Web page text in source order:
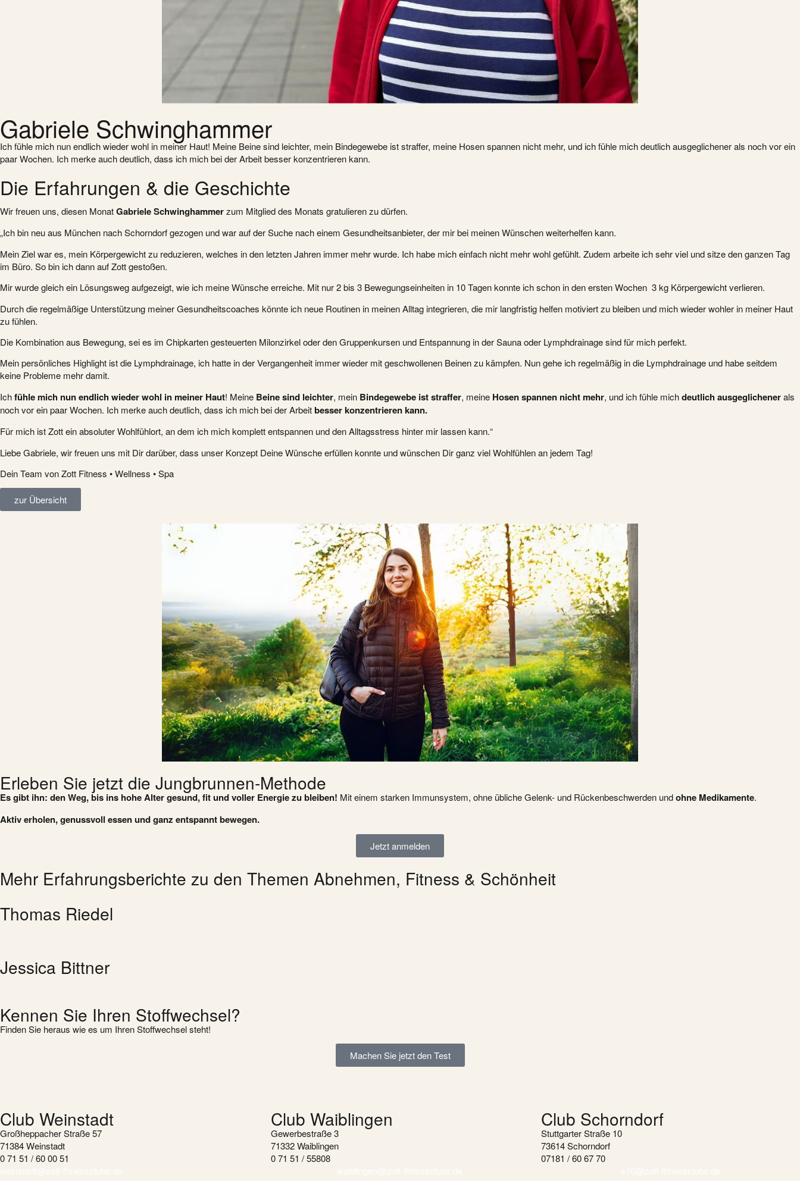
Gabriele Schwinghammer
Ich fühle mich nun endlich wieder wohl in meiner Haut! Meine Beine sind leichter, mein Bindegewebe ist straffer, meine Hosen spannen nicht mehr, und ich fühle mich deutlich ausgeglichener als noch vor ein
paar Wochen. Ich merke auch deutlich, dass ich mich bei der Arbeit besser konzentrieren kann.
Die Erfahrungen & die Geschichte
Wir freuen uns, diesen MonatGabriele Schwinghammerzum Mitglied des Monats gratulieren zu dürfen.
„Ich bin neu aus München nach Schorndorf gezogen und war auf der Suche nach einem Gesundheitsanbieter, der mir bei meinen Wünschen weiterhelfen kann.
Mein Ziel war es, mein Körpergewicht zu reduzieren, welches in den letzten Jahren immer mehr wurde. Ich habe mich einfach nicht mehr wohl gefühlt. Zudem arbeite ich sehr viel und sitze den ganzen Tag
im Büro. So bin ich dann auf Zott gestoßen.
Mir wurde gleich ein Lösungsweg aufgezeigt, wie ich meine Wünsche erreiche. Mit nur 2 bis 3 Bewegungseinheiten in 10 Tagen konnte ich schon in den ersten Wochen 3 kg Körpergewicht verlieren.
Durch die regelmäßige Unterstützung meiner Gesundheitscoaches könnte ich neue Routinen in meinen Alltag integrieren, die mir langfristig helfen motiviert zu bleiben und mich wieder wohler in meiner Haut
zu fühlen.
Die Kombination aus Bewegung, sei es im Chipkarten gesteuerten Milonzirkel oder den Gruppenkursen und Entspannung in der Sauna oder Lymphdrainage sind für mich perfekt.
Mein persönliches Highlight ist die Lymphdrainage, ich hatte in der Vergangenheit immer wieder mit geschwollenen Beinen zu kämpfen. Nun gehe ich regelmäßig in die Lymphdrainage und habe seitdem
keine Probleme mehr damit.
Ichfühle mich nun endlich wieder wohl in meiner Haut! Meine Beine sind leichter, mein Bindegewebe ist straffer, meine Hosen spannen nicht mehr, und ich fühle michdeutlich ausgeglichenerals
noch vor ein paar Wochen. Ich merke auch deutlich, dass ich mich bei der Arbeitbesser konzentrierenkann.
Für mich ist Zott ein absoluter Wohlfühlort, an dem ich mich komplett entspannen und den Alltagsstress hinter mir lassen kann.“
Liebe Gabriele, wir freuen uns mit Dir darüber, dass unser Konzept Deine Wünsche erfüllen konnte und wünschen Dir ganz viel Wohlfühlen an jedem Tag!
Dein Team von Zott Fitness • Wellness • Spa
zur Übersicht
Erleben Sie jetzt die Jungbrunnen-Methode
Es gibt ihn: den Weg, bis ins hohe Alter gesund, fit und voller Energie zu bleiben! Mit einem starken Immunsystem, ohne übliche Gelenk- und Rückenbeschwerden undohne Medikamente.
Aktiv erholen, genussvoll essen und ganz entspannt bewegen.
Jetzt anmelden
Mehr Erfahrungsberichte zu den Themen Abnehmen, Fitness & Schönheit
Thomas Riedel
Jessica Bittner
Kennen Sie Ihren Stoffwechsel?
Finden Sie heraus wie es um Ihren Stoffwechsel steht!
Machen Sie jetzt den Test
Club Weinstadt
Großheppacher Straße 57
71384 Weinstadt
0 71 51 / 60 00 51
Club Waiblingen
Gewerbestraße 3
71332 Waiblingen
0 71 51 / 55808
Club Schorndorf
Stuttgarter Straße 10
73614 Schorndorf
07181 / 60 67 70